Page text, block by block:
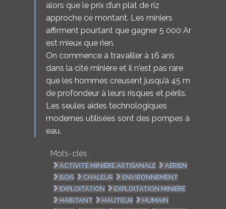
alors que le prix d’un plat de riz
approche ce montant. Les miniers
affirment pourtant que gagner 5 000 Ar
est mieux que rien.
On commence à travailler à 16 ans
dans la cité minière et il n'est pas rare
que les hommes creusent jusqu’à 45 m
de profondeur à leurs risques et périls.
Les seules aides technologiques
modernes utilisées sont des pompes à
eau.
Mots-clés :
ACTIVITÉ MINIÈRE ARTISANALE
AÉRIEN
BOIS
CHALEUR
ENVIRONNEMENT
EXPLOITATION
EXPLOITATION MINIÈRE
HABITANT
HAUTEUR
HUMAIN